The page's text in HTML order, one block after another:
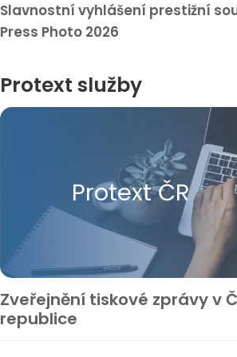
Slavnostní vyhlášení prestižní
Press Photo 2026
Protext služby
Protext ČR
Zveřejnění tiskové zprávy v
republice